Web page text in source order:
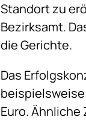
Standort zu
Bezirksamt.
die Gerichte.
Das
beispielsweise
Euro.